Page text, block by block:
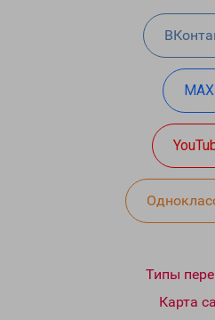
MAX
Типы
Карта